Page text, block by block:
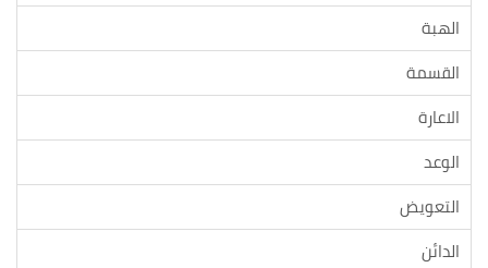
الهبة
القسمة
الاعارة
الوعد
التعويض
الدائن